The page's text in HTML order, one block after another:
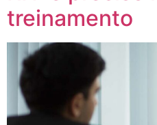
treinamento